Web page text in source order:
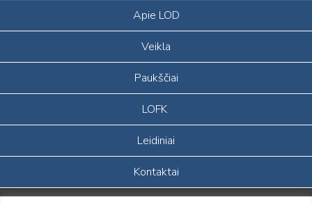
Apie LOD
Veikla
Paukščiai
LOFK
Leidiniai
Kontaktai